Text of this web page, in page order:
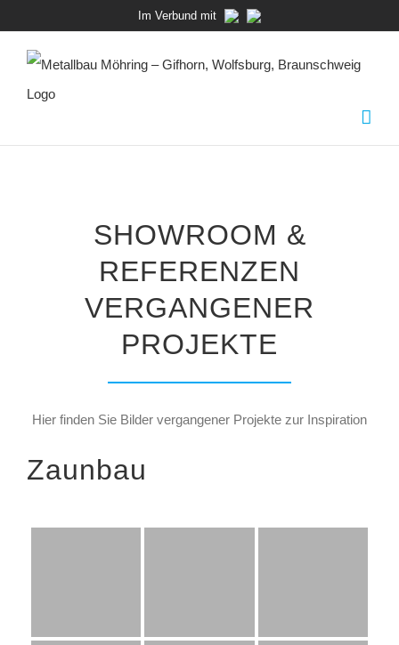
springen
Im Verbund mit
SHOWROOM &
REFERENZEN
VERGANGENER
PROJEKTE
Hier finden Sie Bilder vergangener Projekte zur Inspiration
Zaunbau